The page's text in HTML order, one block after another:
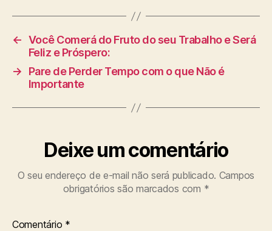
← Você Comerá do Fruto do seu Trabalho e Será
Feliz e Próspero:
→
Pare de Perder Tempo com o que Não é
Importante
Deixe um comentário
O seu endereço de e-mail não será publicado. Campos
obrigatórios são marcados com *
Comentário *